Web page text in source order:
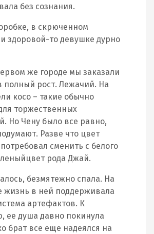
без сознания.
в скрюченном
здоровой-то девушке дурно
же городе мы заказали
полный рост. Лежачий. На
косо – такие обычно
торжественных
Но Чену было все равно,
Разве что цвет
сменить с белого
рода Джай.
безмятежно спала. На
жизнь в ней поддерживала
артефактов. К
ее душа давно покинула
брат все еще надеялся на